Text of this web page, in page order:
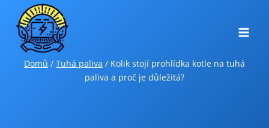
Přeskočit
obsah
Domů / Tuhá paliva / Kolik stojí prohlídka kotle na tuhá
paliva a proč je důležitá?